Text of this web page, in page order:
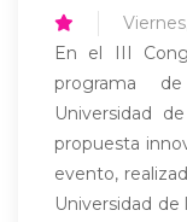
En el III
programa
Universidad
propuesta
evento,
Universidad de